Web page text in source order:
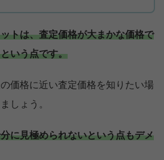
トは、査定価格が大まかな価格で
いう点です。
価格に近い査定価格を知りたい場
しょう。
に見極められないという点もデメ